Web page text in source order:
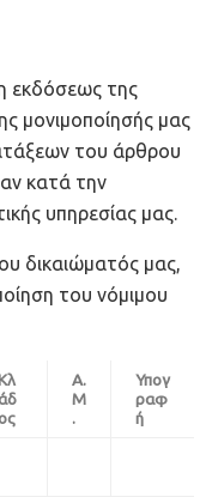
εκδόσεως της
μονιμοποίησής μας
του άρθρου
κατά την
υπηρεσίας μας.
δικαιώματός μας,
του νόμιμου
Α.
Μ
.
Υπογ
ραφ
ή